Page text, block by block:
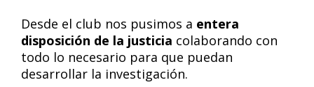
Desde el club nos pusimos a entera
disposición de la justicia colaborando con
todo lo necesario para que puedan
desarrollar la investigación.